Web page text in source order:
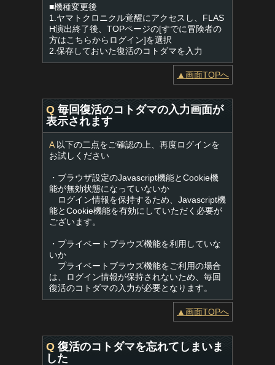
■機種変更後
1.ヤマトクロニクル覚醒にアクセスし、FLAS
H演出終了後、TOPページの[すでに冒険者の
方はこちらからログイン]を選択
2.保存しておいた復活のコトダマを入力
▲画面TOPへ
Q 毎回復活のコトダマの入力画面が
表示されます
A以下の二点をご確認の上、再度ログインを
お試しください
・ブラウザ設定のJavascript機能とCookie機
能が無効状態になっていないか
ログイン情報を保持するため、Javascript機
能とCookie機能を有効にしていただく必要が
ございます。
・プライベートブラウズ機能を利用していな
いか
プライベートブラウズ機能をご利用の場合
は、ログイン情報が保持されないため、毎回
復活のコトダマの入力が必要となります。
▲画面TOPへ
Q 復活のコトダマを忘れてしまいま
した